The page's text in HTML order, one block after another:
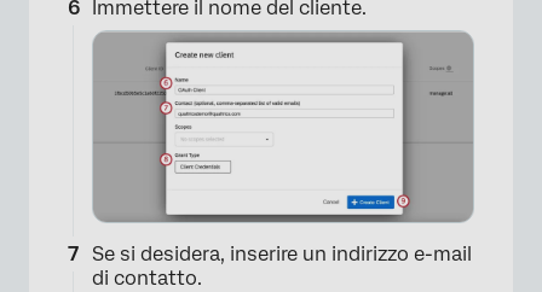
Immettere il nome del cliente.
Se si desidera, inserire un indirizzo e-mail
di contatto.